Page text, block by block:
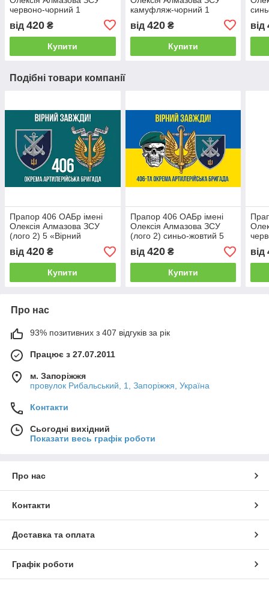
червоно-чорний 1
від 420 ₴
Купити
камуфляж-чорний 1
від 420₴
Купити
від
Подібні товари компанії
Прапор 406 ОАБр імені
Олексія Алмазова ЗСУ
(лого 2) 5 «Вірний
завжди!»
від 420 ₴
Купити
Прапор 406 ОАБр імені
Олексія Алмазова ЗСУ
(лого 2) синьо-жовтий 5
«Вірний завжди!»
від 420₴
Купити
від
Про нас
93% позитивних з 407 відгуків за рік
Працює з 27.07.2011
м. Запоріжжя
провулок Рибальський, 1, Запоріжжя, Україна
Контакти
Сьогодні вихідний
Показати весь графік роботи
Про нас
Контакти
Доставка та оплата
Графік роботи